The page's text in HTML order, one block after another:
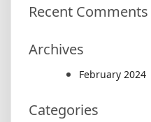
Recent Comments
Archives
February 2024
Categories